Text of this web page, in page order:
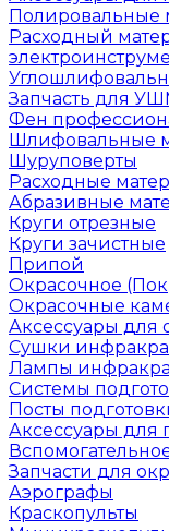
Расходный
Запчасть для
Фен
Шлифовальные
Шуруповерты
Расходные
Абразивные
Круги отрезные
Круги зачистные
Припой
Окрасочное
Окрасочные
Аксессуары для
Сушки
Лампы
Системы
Посты
Аксессуары для
Запчасти для
Аэрографы
Краскопульты